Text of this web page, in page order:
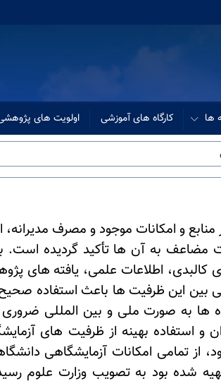
ها کارگاه های آموزشی اولویت های
و امکانات موجود و مصرف
مضاعف به آن ها تأکید گردیده است.
کالبدی، اطلاعات علمی، یافته های
این ظرفیت ها باعث استفاده صحیح
به صورت ملی و بین المللی
و استفاده بهینه از ظرفیت های
تمامی امکانات آزمایشگاهی
شده بود به تصویب وزارت علوم